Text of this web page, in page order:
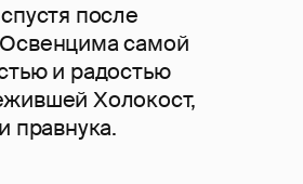
после
самой
и радостью
Холокост,
правнука.